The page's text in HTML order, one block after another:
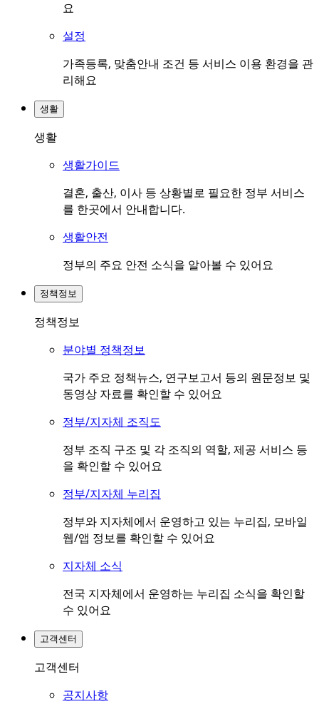
요
설정
가족등록, 맞춤안내 조건 등 서비스 이용 환경을 관
리해요
생활
생활
생활가이드
결혼, 출산, 이사 등 상황별로 필요한 정부 서비스
를 한곳에서 안내합니다.
생활안전
정부의 주요 안전 소식을 알아볼 수 있어요
정책정보
정책정보
분야별 정책정보
국가 주요 정책뉴스, 연구보고서 등의 원문정보 및
동영상 자료를 확인할 수 있어요
정부/지자체 조직도
정부 조직 구조 및 각 조직의 역할, 제공 서비스 등
을 확인할 수 있어요
정부/지자체 누리집
정부와 지자체에서 운영하고 있는 누리집, 모바일
웹/앱 정보를 확인할 수 있어요
지자체 소식
전국 지자체에서 운영하는 누리집 소식을 확인할
수 있어요
고객센터
고객센터
공지사항